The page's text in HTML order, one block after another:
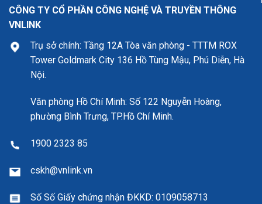
CÔNG TY CỔ PHẦN CÔNG NGHỆ VÀ TRUYỀN THÔNG
VNLINK
Trụ sở chính: Tầng 12A Tòa văn phòng - TTTM ROX
Tower Goldmark City 136 Hồ Tùng Mậu, Phú Diễn, Hà
Nội.
Văn phòng Hồ Chí Minh: Số 122 Nguyễn Hoàng,
phường Bình Trưng, TP.Hồ Chí Minh.
1900 2323 85
cskh@vnlink.vn
Số Số Giấy chứng nhận ĐKKD: 0109058713